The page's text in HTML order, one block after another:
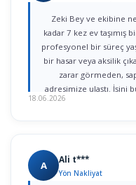
Zeki Bey ve ekibine
kadar 7 kez ev taşımış
profesyonel bir süreç
bir hasar veya aksilik
zarar görmeden,
adresimize ulaştı. İşini
firmaya rastlamak
18.06.2026
A Ali t***
Yön Nakliyat